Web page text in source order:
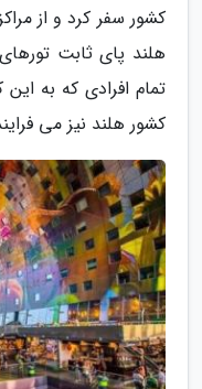
کشور سفر کرد و از
هلند پای ثابت
تمام افرادی که به
کشور هلند نیز می